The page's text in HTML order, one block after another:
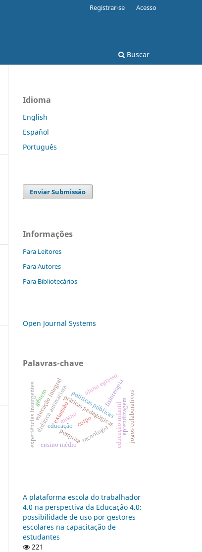
Buscar
Registrar-se Acesso
Idioma
English
Español
Português
Enviar Submissão
Informações
Para Leitores
Para Autores
Para Bibliotecários
Open Journal Systems
Palavras-chave
educação corpo
ensino
pesquisa
extensãopráticas pedagógicas
didática antirracista
experiências insurgentes educação infantil
educação integral políticas públicas
aluno egresso
fisioterapia
gênero
tecnologia aprendizagemjogos colaborativos
ensino médio
A plataforma escola do trabalhador
4.0 na perspectiva da Educação 4.0:
possibilidade de uso por gestores
escolares na capacitação de
estudantes
221